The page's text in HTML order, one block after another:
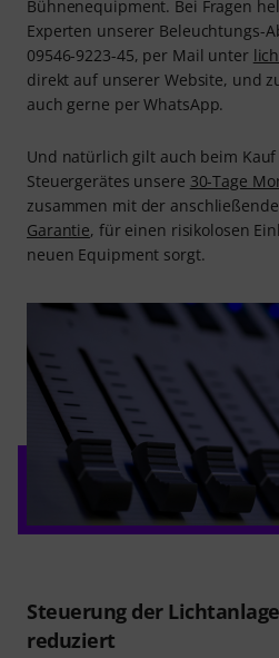
Bühnenequipment. Bei Fragen
Experten unserer Beleuchtungs-
09546-9223-45, per Mail unter
direkt auf unserer Website, und
auch gerne per WhatsApp.
Und natürlich gilt auch beim Kauf
Steuergerätes unsere 30-Tage
zusammen mit der
Garantie, für einen risikolosen
neuen Equipment sorgt.
Steuerung der
reduziert